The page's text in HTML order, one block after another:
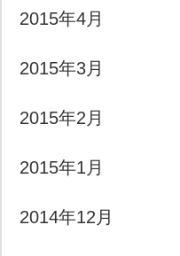
2015年4月
2015年3月
2015年2月
2015年1月
2014年12月